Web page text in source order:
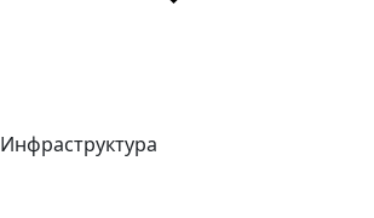
Инфраструктура